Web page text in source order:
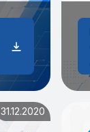
31.12.2020